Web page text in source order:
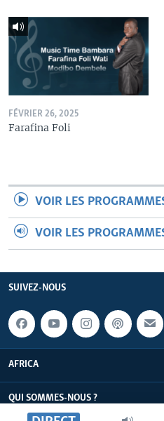
FÉVRIER 26, 2025
Farafina Foli
VOIR LES
VOIR LES
SUIVEZ-NOUS
AFRICA
QUI SOMMES-NOUS ?